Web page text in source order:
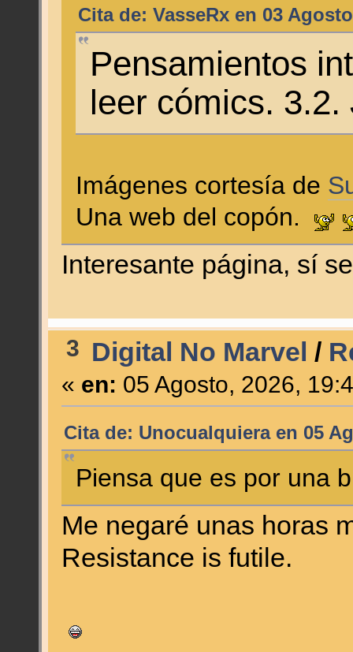
Cita de: VasseRx en 03
Pensamientos
leer cómics. 3.2.
Imágenes cortesía de
Una web del copón.
Interesante página, sí
3 Digital No Marvel /
« en: 05 Agosto, 2026,
Cita de: Unocualquiera en 05
Piensa que es por una
Me negaré unas horas
Resistance is futile.